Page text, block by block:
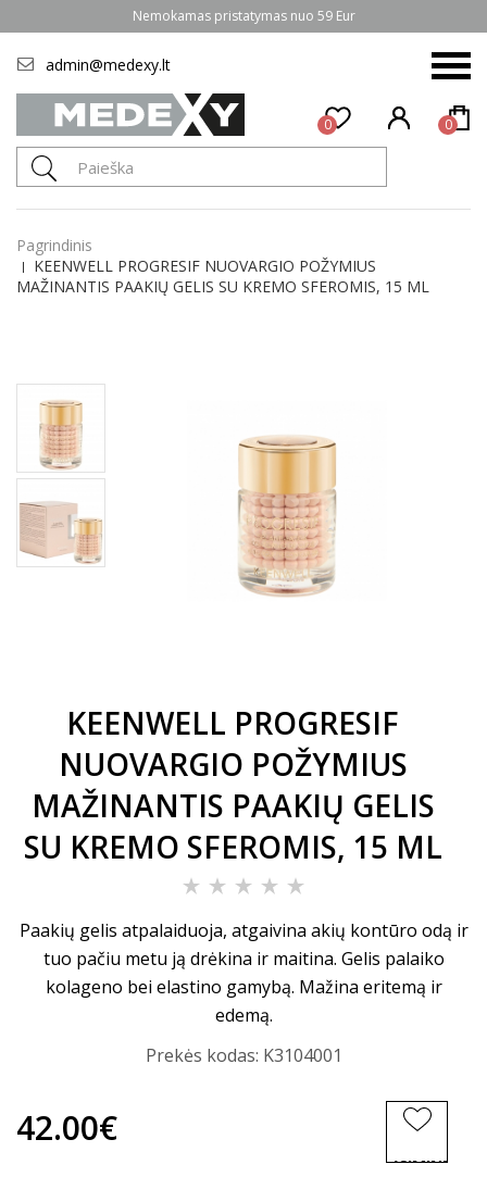
Nemokamas pristatymas nuo 59 Eur
admin@medexy.lt
0 0
Pagrindinis
KEENWELL PROGRESIF NUOVARGIO POŽYMIUS
MAŽINANTIS PAAKIŲ GELIS SU KREMO SFEROMIS, 15 ML
KEENWELL PROGRESIF
NUOVARGIO POŽYMIUS
MAŽINANTIS PAAKIŲ GELIS
SU KREMO SFEROMIS, 15 ML
Paakių gelis atpalaiduoja, atgaivina akių kontūro odą ir
tuo pačiu metu ją drėkina ir maitina. Gelis palaiko
kolageno bei elastino gamybą. Mažina eritemą ir
edemą.
Prekės kodas: K3104001
42.00€
ĮSIMINTI